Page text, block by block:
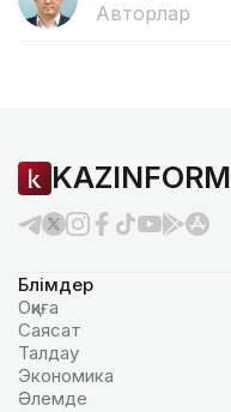
Авторлар
KAZINFORM
Бөлімдер
Оқиға
Саясат
Талдау
Экономика
Әлемде